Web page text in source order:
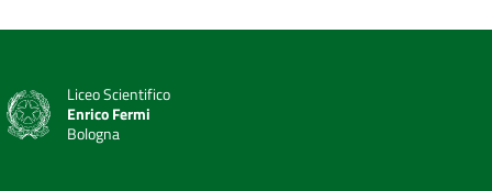
Liceo Scientifico
Enrico Fermi
Bologna